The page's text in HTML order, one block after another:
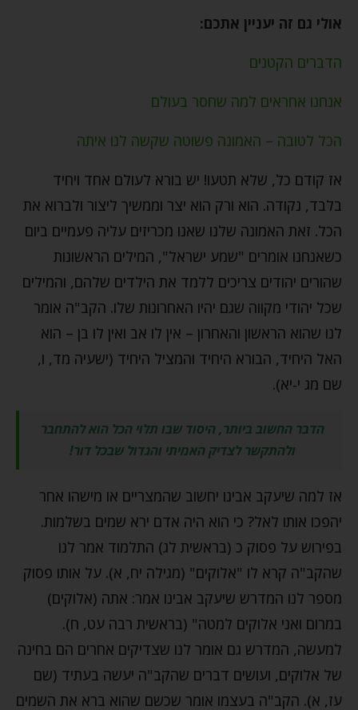
אולי גם זה יעניין אתכם:
הדברים הקטנים
אנחנו אחראים למה שחסר בעולם
הכל לטובה – האמונה פשוטה שקשה לנו איתה
אז קודם כל, שלא תטעו! יש בורא לעולם אחד ויחיד
בלבד, נקודה. הוא ורק הוא יצר וממשיך ליצור ולברוא את
הכל. זאת האמונה שלנו שאנו מכריזים עליה פעמיים ביום
כשאנחנו אומרים "שמע ישראל", המילים הראשונות
שהורים יהודים צריכים ללמד את הילדים שלהם, והמילים
שכל יהודי מקווה שגם יהיו האחרונות שלו. הקב"ה אומר
לנו שהוא הראשון והאחרון – אין לו אב ואין לו בן – הוא
האל היחיד, הבורא היחיד והמציל היחיד (ישעיה מד, ו,
שם מג י-יא).
הדבר החשוב ביותר, היסוד שבו תלוי הכל הוא להתחבר
ולהתקשר לצדיק האמיתי והגדול שבכל דור!
אז למה שיעקב אבינו יחשוב שהמצריים או מישהו אחר
יהפכו אותו לאל? כי הוא היה אדם ירא שמים בשלמות.
בפירוש על פסוק כ (בראשית לג) התלמוד אמר לנו
שהקב"ה קרא לו "אלוקים" (מגילה יח, א). על אותו פסוק
מספר לנו המדרש שיעקב אבינו אמר: אתה (אלוקים)
במרום ואני אלוקים למטה" (בראשית רבה עט, ח).
למעשה, המדרש גם אומר לנו שצדיקים אחרים הם בחינה
של אלוקים, ועושים דברים שהקב"ה יעשה בעתיד (שם
עז, א). הקב"ה בעצמו אומר שכשם שהוא ברא את השמים